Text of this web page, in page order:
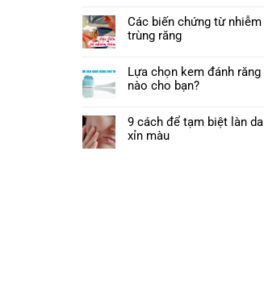
Các biến chứng từ nhiễm
trùng răng
Lựa chọn kem đánh răng
nào cho bạn?
9 cách để tạm biệt làn da
xỉn màu